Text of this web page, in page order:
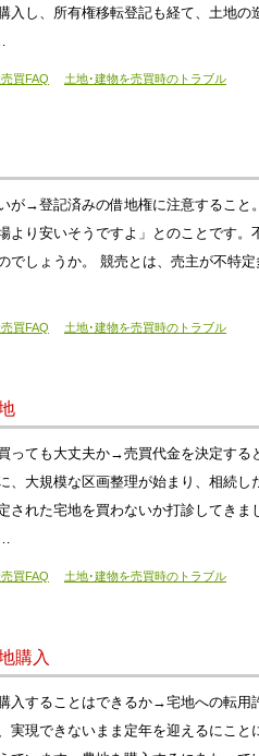
入し、所有権移転登記も経て、土地
買FAQ 土地･建物を売買時のトラブル
が→登記済みの借地権に注意するこ
より安いそうですよ」とのことです
でしょうか。 競売とは、売主が不特
買FAQ 土地･建物を売買時のトラブル
っても大丈夫か→売買代金を決定す
、大規模な区画整理が始まり、相続
された宅地を買わないか打診してき
買FAQ 土地･建物を売買時のトラブル
購入
入することはできるか→宅地への転
実現できないまま定年を迎えるにこ